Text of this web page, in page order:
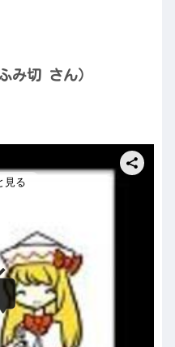
み切 さん）